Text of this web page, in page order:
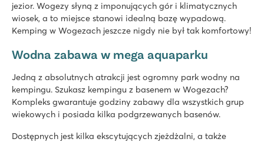
jezior. Wogezy słyną z imponujących gór i klimatycznych
wiosek, a to miejsce stanowi idealną bazę wypadową.
Kemping w Wogezach jeszcze nigdy nie był tak komfortowy!
Wodna zabawa w mega aquaparku
Jedną z absolutnych atrakcji jest ogromny park wodny na
kempingu. Szukasz kempingu z basenem w Wogezach?
Kompleks gwarantuje godziny zabawy dla wszystkich grup
wiekowych i posiada kilka podgrzewanych basenów.
Dostępnych jest kilka ekscytujących zjeżdżalni, a także